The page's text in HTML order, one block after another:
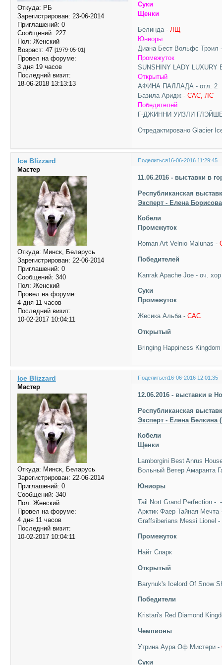
Откуда: РБ
Зарегистрирован: 23-06-2014
Приглашений: 0
Сообщений: 227
Пол: Женский
Возраст: 47 [1979-05-01]
Провел на форуме:
3 дня 19 часов
Последний визит:
18-06-2018 13:13:13
Суки
Щенки
Белинда -ЛЩ
Юниоры
Диана Бест Вольфс Трэил
Промежуток
SUNSHINY LADY LUXURY
Открытый
АФИНА ПАЛЛАДА - отл. 2
Базила Аридж - САС, ЛС
Победителей
Г-ДЖИННИ УИЗЛИ
Отредактировано Glacier
Поделиться16-06-2016 11:29:45
Ice Blizzard
Мастер
Откуда: Минск, Беларусь
Зарегистрирован: 22-06-2014
Приглашений: 0
Сообщений: 340
Пол: Женский
Провел на форуме:
4 дня 11 часов
Последний визит:
10-02-2017 10:04:11
11.06.2016 - выставки в
Республиканская
Эксперт - Елена
Кобели
Промежуток
Roman Art Velnio Malunas -
Победителей
Kanrak Apache Joe - оч. хор
Суки
Промежуток
Жесика Альба -САС
Открытый
Bringing Happiness
Поделиться16-06-2016 12:01:35
Ice Blizzard
Мастер
Откуда: Минск, Беларусь
Зарегистрирован: 22-06-2014
Приглашений: 0
Сообщений: 340
Пол: Женский
Провел на форуме:
4 дня 11 часов
Последний визит:
10-02-2017 10:04:11
12.06.2016 - выставки в
Республиканская
Эксперт - Елена Белкина
Кобели
Щенки
Lamborgini Best Anrus
Вольный Ветер Амаранта
Юниоры
Tail Nort Grand Perfection -
Арктик Фаер Тайная Мечта
Graffsiberians Messi Lionel -
Промежуток
Найт Спарк
Открытый
Barynuk's Icelord Of Snow
Победители
Kristari's Red Diamond
Чемпионы
Утрина Аура Оф Мистери -
Суки